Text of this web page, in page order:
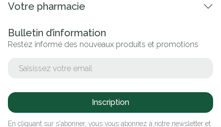
Votre pharmacie
Bulletin d’information
Restez informé des nouveaux produits et promotions
Inscription
En cliquant sur s'abonner, vous vous abonnez à notre newsletter et